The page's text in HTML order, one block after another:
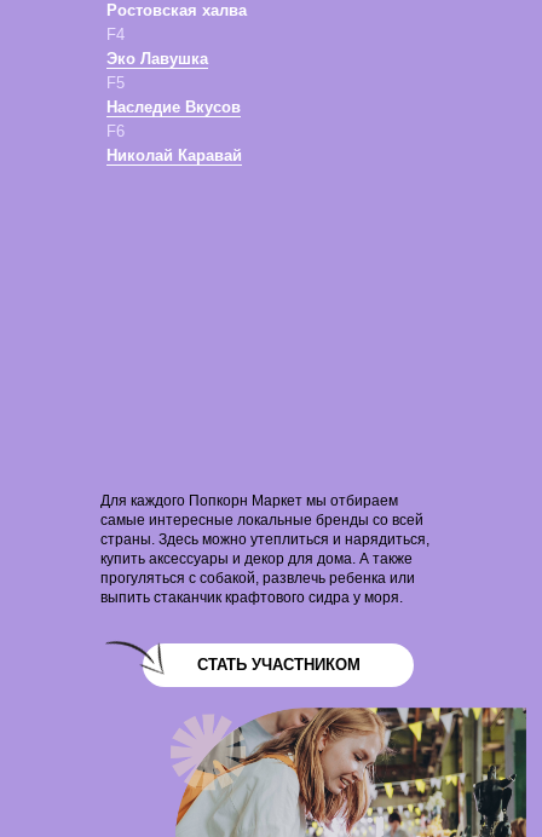
Ростовская халва
F4
Эко Лавушка
F5
Наследие Вкусов
F6
Николай Каравай
Для каждого Попкорн Маркет мы отбираем
самые интересные локальные бренды со всей
страны. Здесь можно утеплиться и нарядиться,
купить аксессуары и декор для дома. А также
прогуляться с собакой, развлечь ребенка или
выпить стаканчик крафтового сидра у моря.
СТАТЬ УЧАСТНИКОМ